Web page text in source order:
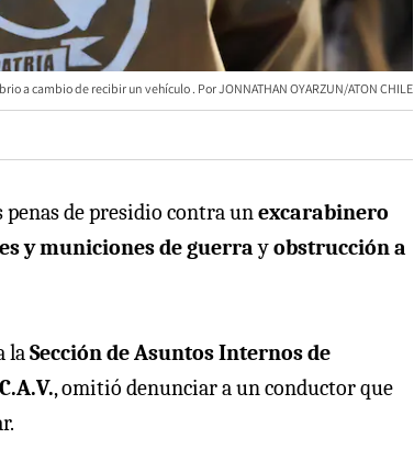
a cambio de recibir un vehículo JONNATHAN OYARZUN/ATON CHILE
de presidio contra unexcarabinero
y municiones de guerrayobstrucción a
laSección de Asuntos Internos de
C.A.V., omitió denunciar a un conductor que